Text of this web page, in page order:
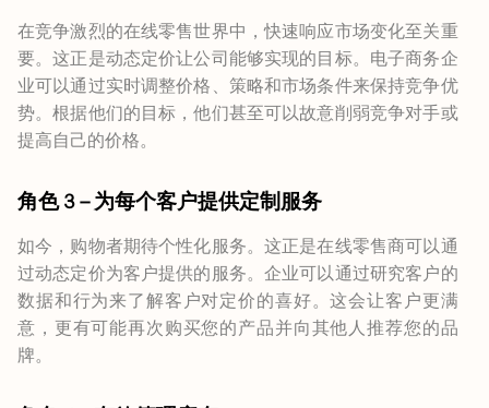
在竞争激烈的在线零售世界中，快速响应市场变化至关重
要。这正是动态定价让公司能够实现的目标。电子商务企
业可以通过实时调整价格、策略和市场条件来保持竞争优
势。根据他们的目标，他们甚至可以故意削弱竞争对手或
提高自己的价格。
角色 3 – 为每个客户提供定制服务
如今，购物者期待个性化服务。这正是在线零售商可以通
过动态定价为客户提供的服务。企业可以通过研究客户的
数据和行为来了解客户对定价的喜好。这会让客户更满
意，更有可能再次购买您的产品并向其他人推荐您的品
牌。